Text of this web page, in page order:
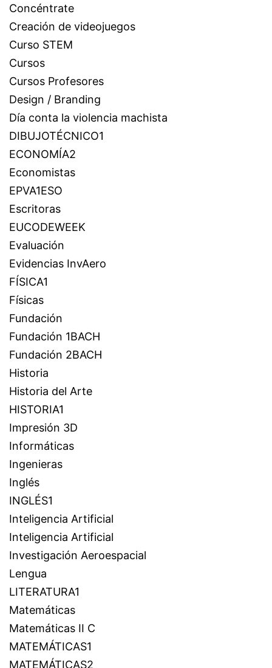
Concéntrate
Creación de videojuegos
Curso STEM
Cursos
Cursos Profesores
Design / Branding
Día conta la violencia machista
DIBUJOTÉCNICO1
ECONOMÍA2
Economistas
EPVA1ESO
Escritoras
EUCODEWEEK
Evaluación
Evidencias InvAero
FÍSICA1
Físicas
Fundación
Fundación 1BACH
Fundación 2BACH
Historia
Historia del Arte
HISTORIA1
Impresión 3D
Informáticas
Ingenieras
Inglés
INGLÉS1
Inteligencia Artificial
Inteligencia Artificial
Investigación Aeroespacial
Lengua
LITERATURA1
Matemáticas
Matemáticas II C
MATEMÁTICAS1
MATEMÁTICAS2